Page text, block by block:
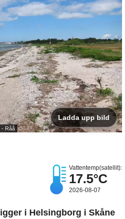
- Råå
Ladda upp bild
Vattentemp(satellit):
17.5°C
2026-08-07
ligger i Helsingborg i Skåne